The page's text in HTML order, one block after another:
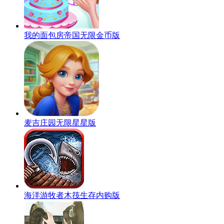
我的面包房帝国无限金币版
麦吉庄园无限星星版
海洋游牧者木筏生存内购版